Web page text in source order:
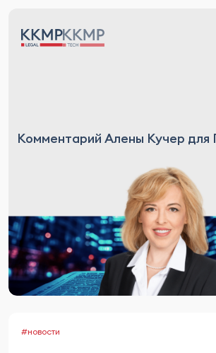
Комментарий Алены Кучер для
#новости